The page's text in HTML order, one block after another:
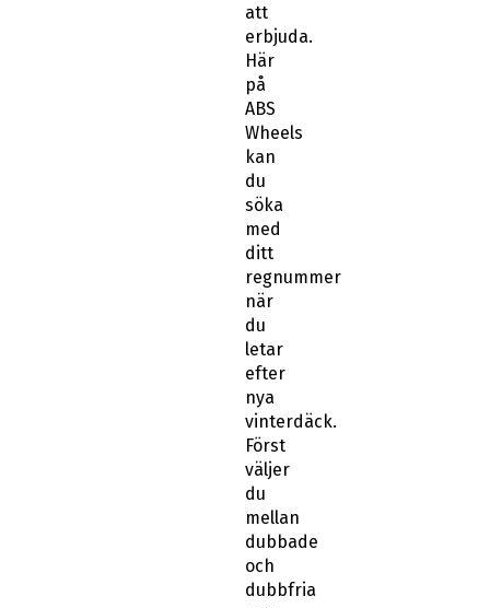
att
erbjuda.
Här
på
ABS
Wheels
kan
du
söka
med
ditt
regnummer
när
du
letar
efter
nya
vinterdäck.
Först
väljer
du
mellan
dubbade
och
dubbfria